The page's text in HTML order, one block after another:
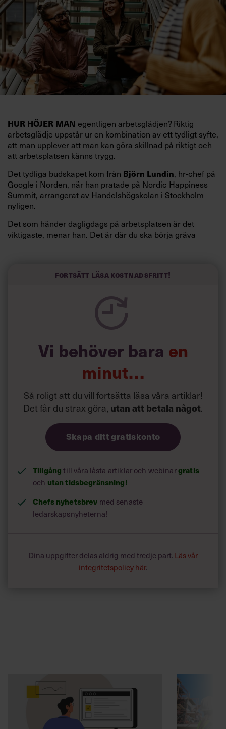
HUR HÖJER MAN egentligen arbetsglädjen? Riktig
arbetsglädje uppstår ur en kombination av ett tydligt syfte,
att man upplever att man kan göra skillnad på riktigt och
att arbetsplatsen känns trygg.
Det tydliga budskapet kom från Björn Lundin, hr-chef på
Google i Norden, när han pratade på Nordic Happiness
Summit, arrangerat av Handelshögskolan i Stockholm
nyligen.
Det som händer dagligdags på arbetsplatsen är det
viktigaste, menar han. Det är där du ska börja gräva
och höjt arbetsglädjen på Google:
Fortsätt läsa kostnadsfritt!
Vi behöver bara en
minut…
Så roligt att du vill fortsätta läsa våra artiklar!
Det får du strax göra, utan att betala något.
Skapa ditt gratiskonto
Tillgångtill våra låsta artiklar och webinargratis
och utan tidsbegränsning!
Chefs nyhetsbrev med senaste
ledarskapsnyheterna!
Dina uppgifter delas aldrig med tredje part. Läs vår
integritetspolicy här.